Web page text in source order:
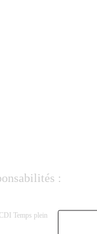
:
Temps plein